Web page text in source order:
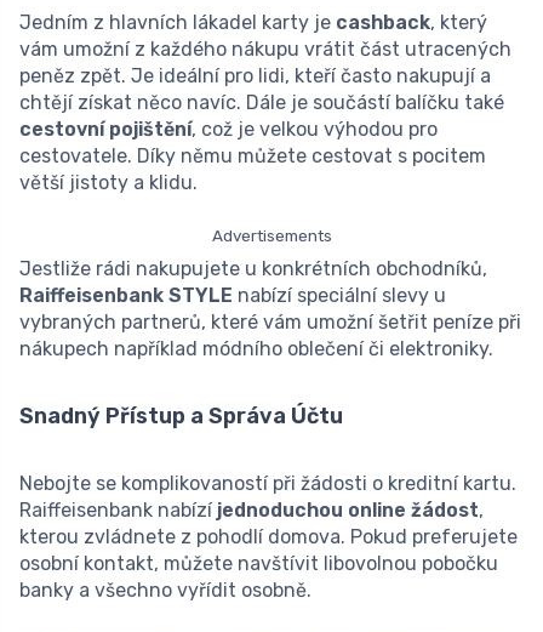
Jedním z hlavních lákadel karty je cashback, který
vám umožní z každého nákupu vrátit část utracených
peněz zpět. Je ideální pro lidi, kteří často nakupují a
chtějí získat něco navíc. Dále je součástí balíčku také
cestovní pojištění, což je velkou výhodou pro
cestovatele. Díky němu můžete cestovat s pocitem
větší jistoty a klidu.
Advertisements
Jestliže rádi nakupujete u konkrétních obchodníků,
Raiffeisenbank STYLE nabízí speciální slevy u
vybraných partnerů, které vám umožní šetřit peníze při
nákupech například módního oblečení či elektroniky.
Snadný Přístup a Správa Účtu
Nebojte se komplikovaností při žádosti o kreditní kartu.
Raiffeisenbank nabízí jednoduchou online žádost,
kterou zvládnete z pohodlí domova. Pokud preferujete
osobní kontakt, můžete navštívit libovolnou pobočku
banky a všechno vyřídit osobně.